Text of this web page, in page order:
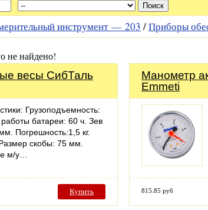
инструмент — 203 /Приборы
не найдено!
весы СибТаль
Грузоподъемность:
батареи: 60 ч. Зев
Погрешность:1,5 кг.
скобы: 75 мм.
м/у…
Купить
Манометр
Emmeti
815.85 руб